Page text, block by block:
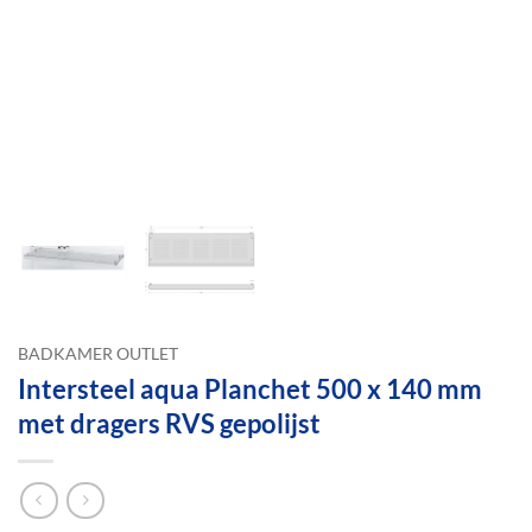
BADKAMER OUTLET
Intersteel aqua Planchet 500 x 140 mm
met dragers RVS gepolijst